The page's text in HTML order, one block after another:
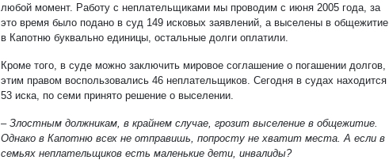
любой момент. Работу с неплательщиками мы проводим с июня 2005 года, за
это время было подано в суд 149 исковых заявлений, а выселены в общежитие
в Капотню буквально единицы, остальные долги оплатили.
Кроме того, в суде можно заключить мировое соглашение о погашении долгов,
этим правом воспользовались 46 неплательщиков. Сегодня в судах находится
53 иска, по семи принято решение о выселении.
– Злостным должникам, в крайнем случае, грозит выселение в общежитие.
Однако в Капотню всех не отправишь, попросту не хватит места. А если в
семьях неплательщиков есть маленькие дети, инвалиды?